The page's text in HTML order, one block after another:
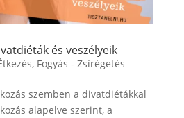
és veszélyeik
, Fogyás - Zsírégetés
szemben a divatdiétákkal
alapelve szerint, a